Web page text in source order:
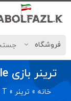
ترینر بازی The Karate Kid Street Rumble
خانه »ترینر »
T